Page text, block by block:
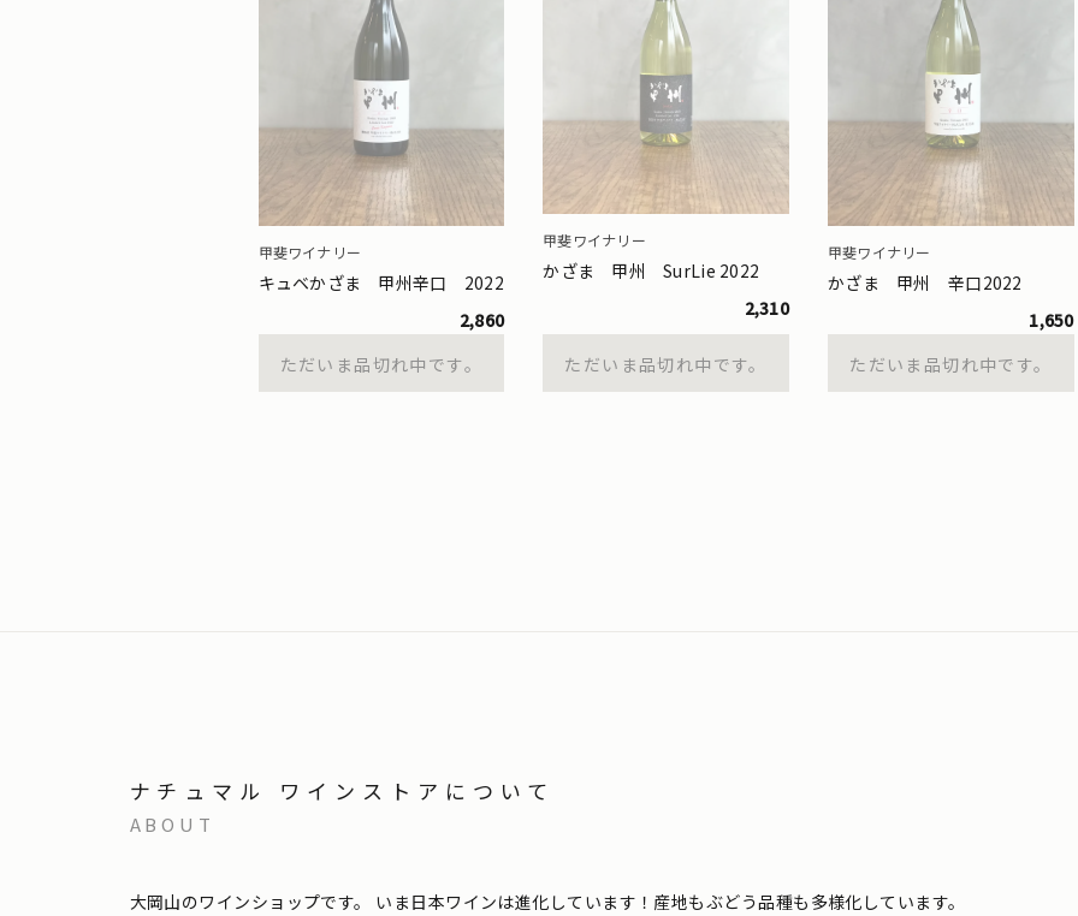
甲斐ワイナリー
キュベかざま 甲州辛口 2022
2,860
ただいま品切れ中です。
甲斐ワイナリー
かざま 甲州 SurLie 2022
2,310
ただいま品切れ中です。
甲斐ワイナリー
かざま 甲州 辛口2022
1,650
ただいま品切れ中です。
ナチュマル ワインストアについて
ABOUT
大岡山のワインショップです。
いま日本ワインは進化しています！産地もぶどう品種も多様化しています。